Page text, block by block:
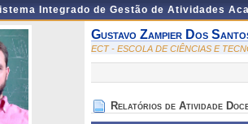
Integrado de Gestão de Atividades
Gustavo Zampier Dos
ECT - ESCOLA DE CIÊNCIAS E
Relatórios de Atividade